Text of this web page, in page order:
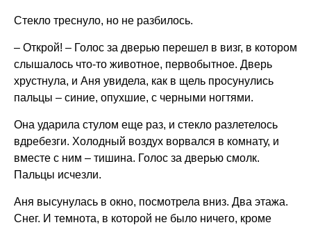
Стекло треснуло, но не разбилось.
– Открой! – Голос за дверью перешел в визг, в котором
слышалось что-то животное, первобытное. Дверь
хрустнула, и Аня увидела, как в щель просунулись
пальцы – синие, опухшие, с черными ногтями.
Она ударила стулом еще раз, и стекло разлетелось
вдребезги. Холодный воздух ворвался в комнату, и
вместе с ним – тишина. Голос за дверью смолк.
Пальцы исчезли.
Аня высунулась в окно, посмотрела вниз. Два этажа.
Снег. И темнота, в которой не было ничего, кроме